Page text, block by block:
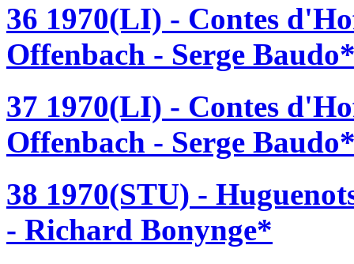
36 1970(LI) - Contes
Offenbach - Serge
37 1970(LI) - Contes
Offenbach - Serge
38 1970(STU) -
- Richard Bonynge*